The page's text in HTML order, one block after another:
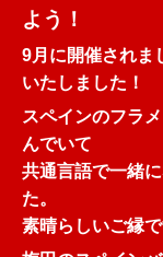
よう！
9月に開催されま
いたしました！
スペインのフラ
んでいて
共通言語で一緒
た。
素晴らしいご縁で